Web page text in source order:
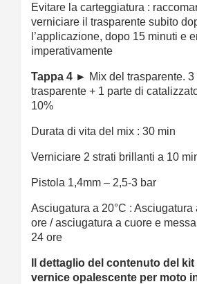
Evitare la carteggiatura :
verniciare il trasparente subito
l’applicazione, dopo 15 minuti e
imperativamente
Tappa 4 ► Mix del trasparente. 3
trasparente + 1 parte di
10%
Durata di vita del mix : 30 min
Verniciare 2 strati brillanti a 10
Pistola 1,4mm – 2,5-3 bar
Asciugatura a 20°C : Asciugatura
ore / asciugatura a cuore e
24 ore
Il dettaglio del contenuto del
vernice opalescente per moto